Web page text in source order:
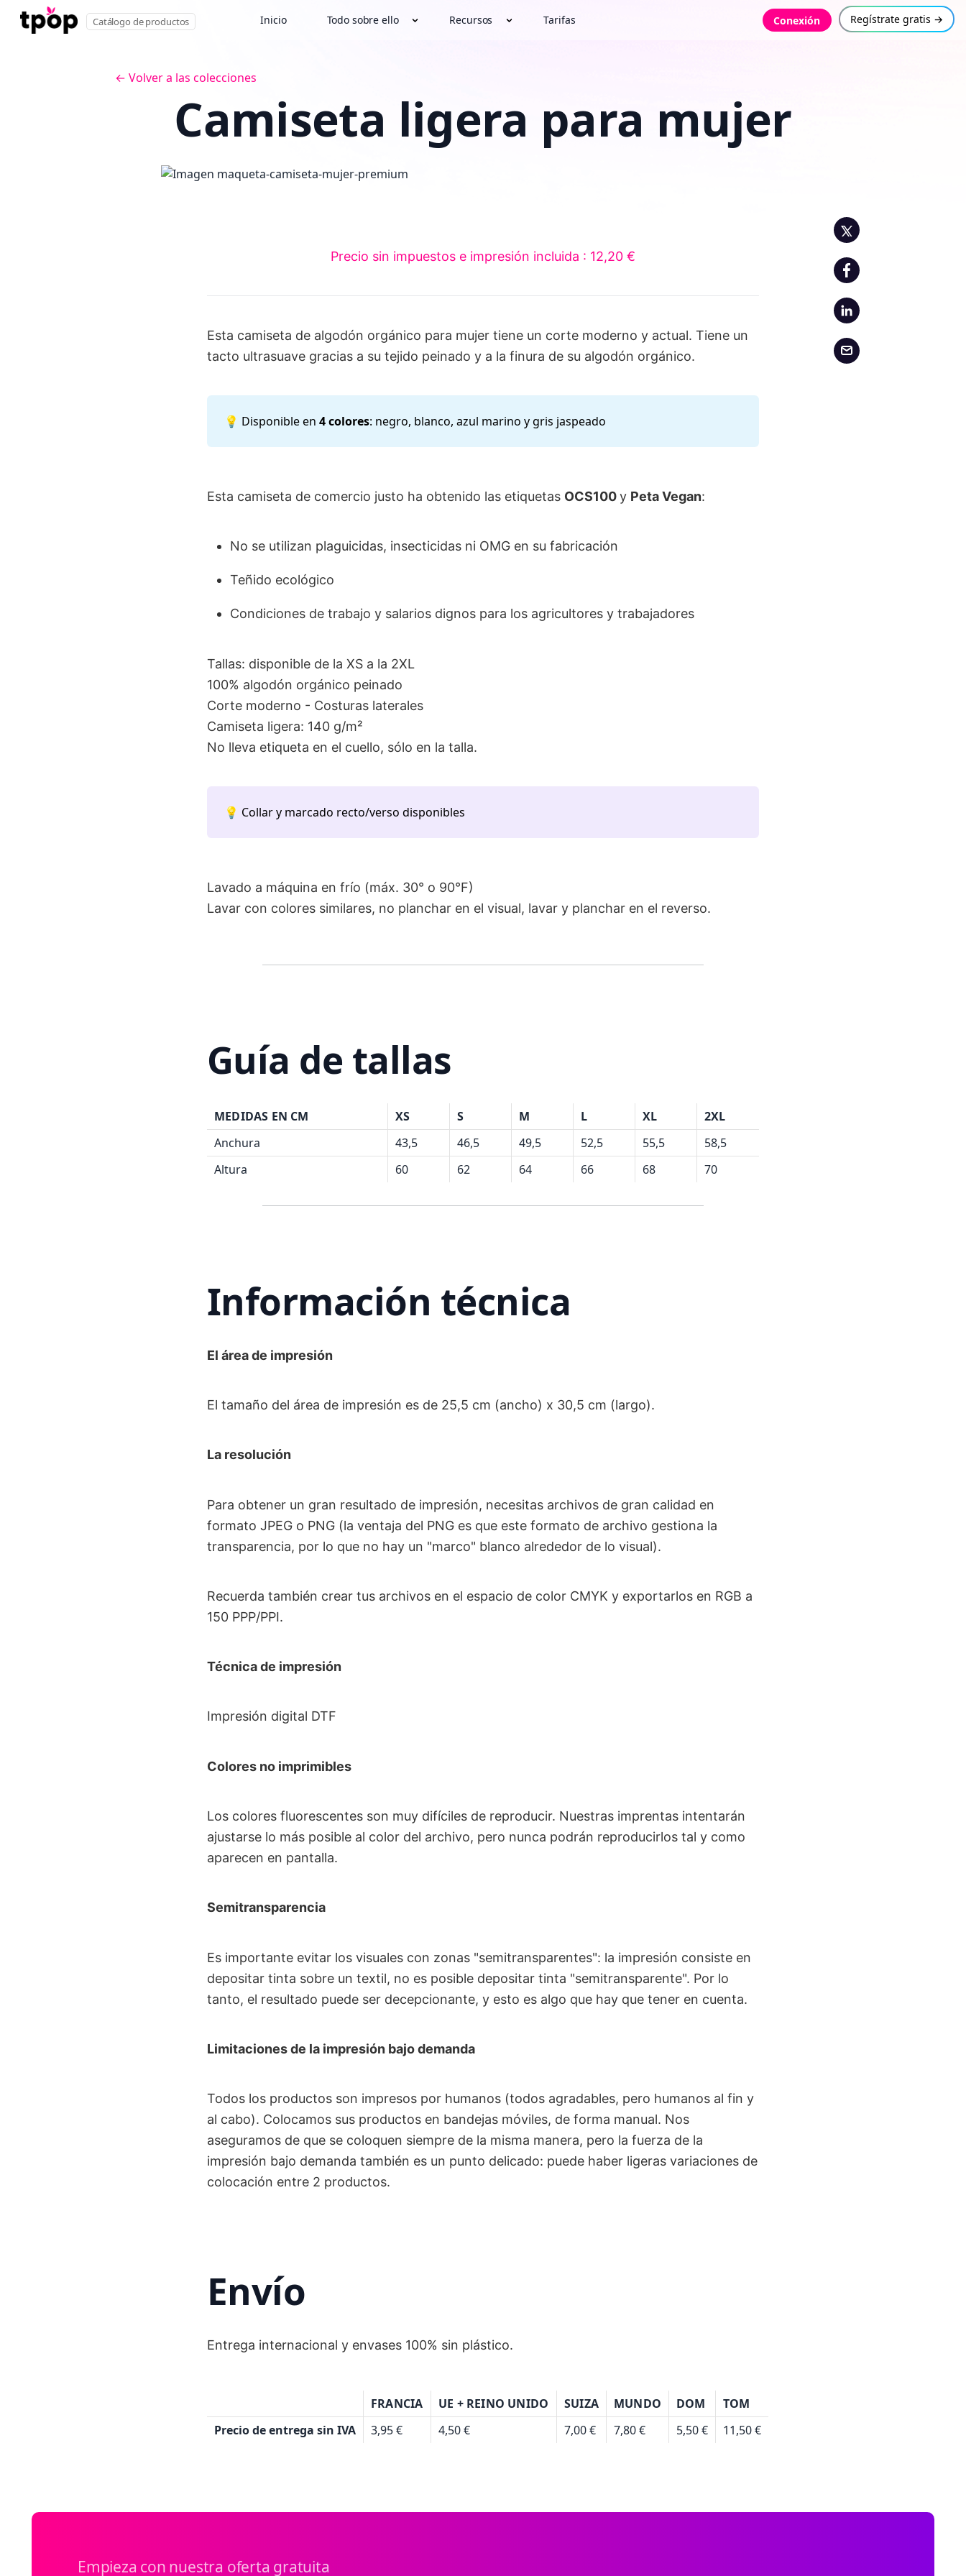
Catálogo de productos Inicio Todo sobre ello Recursos Tarifas Conexión Regístrate gratis →
← Volver a las colecciones
Camiseta ligera para mujer
Precio sin impuestos e impresión incluida : 12,20 €
Esta camiseta de algodón orgánico para mujer tiene un corte moderno y actual. Tiene un
tacto ultrasuave gracias a su tejido peinado y a la finura de su algodón orgánico.
💡 Disponible en 4 colores: negro, blanco, azul marino y gris jaspeado
Esta camiseta de comercio justo ha obtenido las etiquetas OCS100y Peta Vegan:
No se utilizan plaguicidas, insecticidas ni OMG en su fabricación
Teñido ecológico
Condiciones de trabajo y salarios dignos para los agricultores y trabajadores
Tallas: disponible de la XS a la 2XL
100% algodón orgánico peinado
Corte moderno - Costuras laterales
Camiseta ligera: 140 g/m²
No lleva etiqueta en el cuello, sólo en la talla.
💡 Collar y marcado recto/verso disponibles
Lavado a máquina en frío (máx. 30° o 90°F)
Lavar con colores similares, no planchar en el visual, lavar y planchar en el reverso.
Guía de tallas
MEDIDAS EN CM XS S M L XL
2XL
Anchura
43,5 46,5 49,5 52,5 55,5
58,5
Altura
60 62 64 66 68 70
Información técnica
El área de impresión
El tamaño del área de impresión es de 25,5 cm (ancho) x 30,5 cm (largo).
La resolución
Para obtener un gran resultado de impresión, necesitas archivos de gran calidad en
formato JPEG o PNG (la ventaja del PNG es que este formato de archivo gestiona la
transparencia, por lo que no hay un "marco" blanco alrededor de lo visual).
Recuerda también crear tus archivos en el espacio de color CMYK y exportarlos en RGB a
150 PPP/PPI.
Técnica de impresión
Impresión digital DTF
Colores no imprimibles
Los colores fluorescentes son muy difíciles de reproducir. Nuestras imprentas intentarán
ajustarse lo más posible al color del archivo, pero nunca podrán reproducirlos tal y como
aparecen en pantalla.
Semitransparencia
Es importante evitar los visuales con zonas "semitransparentes": la impresión consiste en
depositar tinta sobre un textil, no es posible depositar tinta "semitransparente". Por lo
tanto, el resultado puede ser decepcionante, y esto es algo que hay que tener en cuenta.
Limitaciones de la impresión bajo demanda
Todos los productos son impresos por humanos (todos agradables, pero humanos al fin y
al cabo). Colocamos sus productos en bandejas móviles, de forma manual. Nos
aseguramos de que se coloquen siempre de la misma manera, pero la fuerza de la
impresión bajo demanda también es un punto delicado: puede haber ligeras variaciones de
colocación entre 2 productos.
Envío
Entrega internacional y envases 100% sin plástico.
FRANCIA UE + REINO UNIDO SUIZA MUNDO DOM
TOM
Precio de entrega sin IVA
3,95 € 4,50 € 7,00 € 7,80 € 5,50 € 11,50 €
Empieza con nuestra oferta gratuita